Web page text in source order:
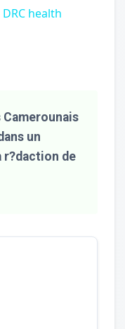
health
Camerounais
un
r?daction de